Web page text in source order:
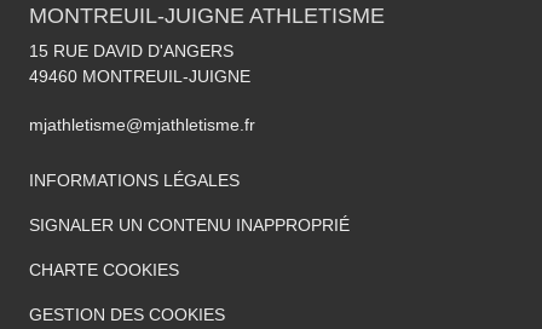
MONTREUIL-JUIGNE ATHLETISME
15 RUE DAVID D'ANGERS
49460 MONTREUIL-JUIGNE
mjathletisme@mjathletisme.fr
INFORMATIONS LÉGALES
SIGNALER UN CONTENU INAPPROPRIÉ
CHARTE COOKIES
GESTION DES COOKIES